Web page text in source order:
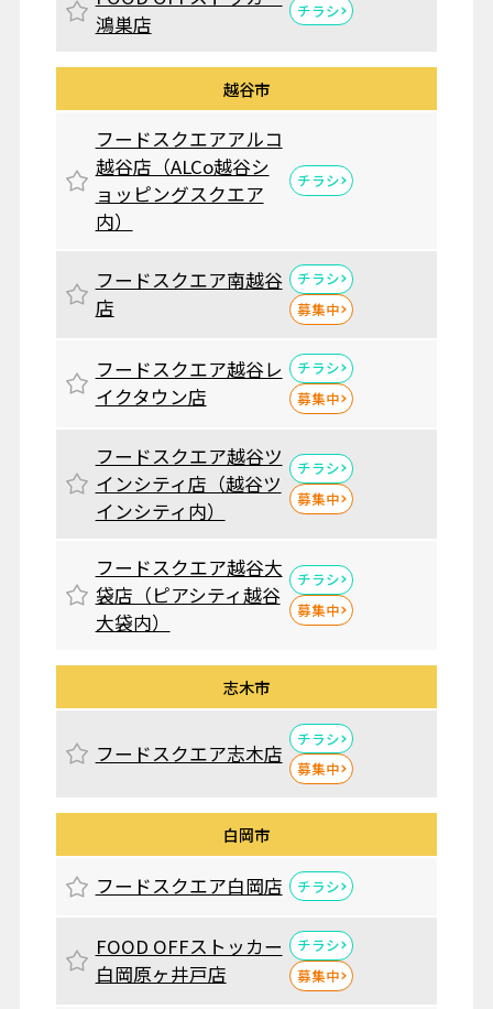
鴻巣店
チラシ
越谷市
フードスクエアアルコ
越谷店（ALCo越谷シ
ョッピングスクエア
内）
チラシ
フードスクエア南越谷
店
チラシ
募集中
フードスクエア越谷レ
イクタウン店
チラシ
募集中
フードスクエア越谷ツ
インシティ店（越谷ツ
インシティ内）
チラシ
募集中
フードスクエア越谷大
袋店（ピアシティ越谷
大袋内）
チラシ
募集中
志木市
フードスクエア志木店
チラシ
募集中
白岡市
フードスクエア白岡店 チラシ
FOOD OFFストッカー
白岡原ヶ井戸店
チラシ
募集中